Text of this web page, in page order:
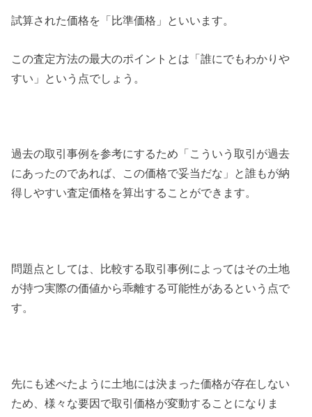
試算された価格を「比準価格」といいます。
この査定方法の最大のポイントとは「誰にでもわかりや
すい」という点でしょう。
過去の取引事例を参考にするため「こういう取引が過去
にあったのであれば、この価格で妥当だな」と誰もが納
得しやすい査定価格を算出することができます。
問題点としては、比較する取引事例によってはその土地
が持つ実際の価値から乖離する可能性があるという点で
す。
先にも述べたように土地には決まった価格が存在しない
ため、様々な要因で取引価格が変動することになりま